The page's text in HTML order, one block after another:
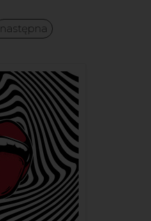
następna